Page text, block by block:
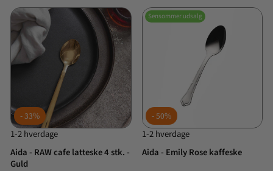
33%
1-2 hverdage
Aida - RAW cafe latteske 4 stk. -
Guld
Sensommer udsalg
50%
1-2 hverdage
Aida - Emily Rose kaffeske